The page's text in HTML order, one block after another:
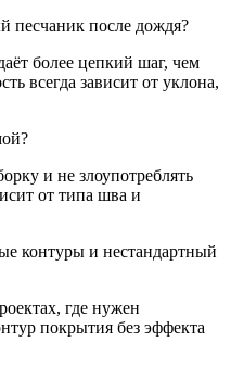
песчаник после дождя?
более цепкий шаг, чем
всегда зависит от уклона,
и не злоупотреблять
от типа шва и
контуры и нестандартный
где нужен
покрытия без эффекта